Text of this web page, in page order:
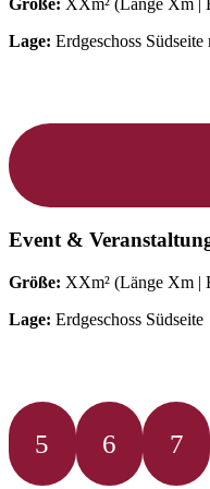
Lage: Erdgeschoss
Event &
Größe: XXm² (Länge Xm |
Lage: Erdgeschoss Südseite
5 6 7